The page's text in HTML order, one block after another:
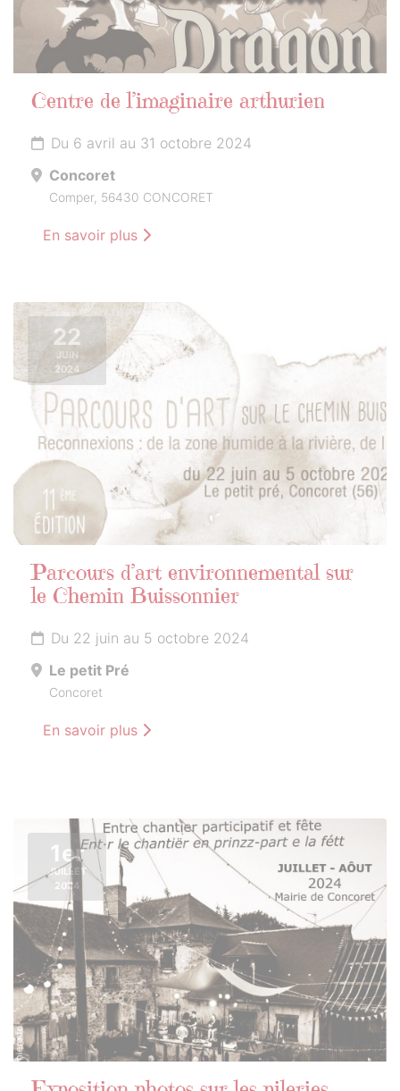
Centre de l’imaginaire arthurien
Du 6 avril au 31 octobre 2024
Concoret
Comper, 56430 CONCORET
En savoir plus
22
JUIN
2024
Parcours d’art environnemental sur
le Chemin Buissonnier
Du 22 juin au 5 octobre 2024
Le petit Pré
Concoret
En savoir plus
1er
JUILLET
2024